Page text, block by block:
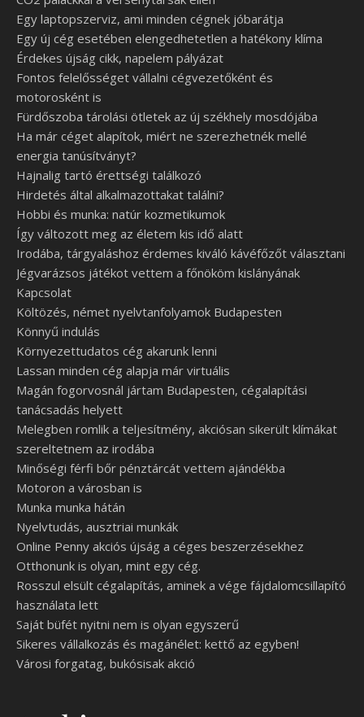
Egy laptopszerviz, ami minden cégnek jóbarátja
Egy új cég esetében elengedhetetlen a hatékony klíma
Érdekes újság cikk, napelem pályázat
Fontos felelősséget vállalni cégvezetőként és
motorosként is
Fürdőszoba tárolási ötletek az új székhely mosdójába
Ha már céget alapítok, miért ne szerezhetnék mellé
energia tanúsítványt?
Hajnalig tartó érettségi találkozó
Hirdetés által alkalmazottakat találni?
Hobbi és munka: natúr kozmetikumok
Így változott meg az életem kis idő alatt
Irodába, tárgyaláshoz érdemes kiváló kávéfőzőt választani
Jégvarázsos játékot vettem a főnököm kislányának
Kapcsolat
Költözés, német nyelvtanfolyamok Budapesten
Könnyű indulás
Környezettudatos cég akarunk lenni
Lassan minden cég alapja már virtuális
Magán fogorvosnál jártam Budapesten, cégalapítási
tanácsadás helyett
Melegben romlik a teljesítmény, akciósan sikerült klímákat
szereltetnem az irodába
Minőségi férfi bőr pénztárcát vettem ajándékba
Motoron a városban is
Munka munka hátán
Nyelvtudás, ausztriai munkák
Online Penny akciós újság a céges beszerzésekhez
Otthonunk is olyan, mint egy cég.
Rosszul elsült cégalapítás, aminek a vége fájdalomcsillapító
használata lett
Saját büfét nyitni nem is olyan egyszerű
Sikeres vállalkozás és magánélet: kettő az egyben!
Városi forgatag, bukósisak akció